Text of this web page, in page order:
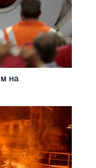
на